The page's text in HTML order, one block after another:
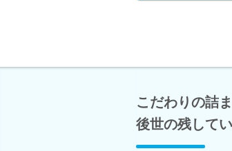
こだわりの詰
後世の残して